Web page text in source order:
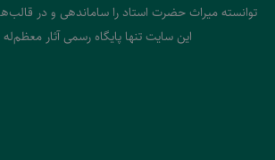
توانسته میراث حضرت استاد را ساماندهی و در
این سایت تنها پایگاه رسمی آثار